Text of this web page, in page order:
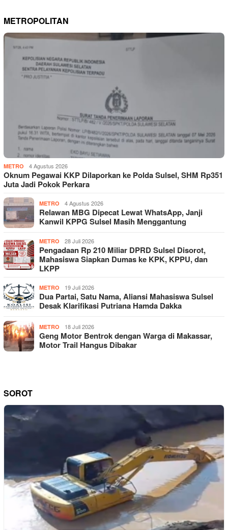
METROPOLITAN
METRO 4 Agustus 2026
Oknum Pegawai KKP Dilaporkan ke Polda Sulsel, SHM Rp351
Juta Jadi Pokok Perkara
METRO 4 Agustus 2026
Relawan MBG Dipecat Lewat WhatsApp, Janji
Kanwil KPPG Sulsel Masih Menggantung
METRO 28 Juli 2026
Pengadaan Rp 210 Miliar DPRD Sulsel Disorot,
Mahasiswa Siapkan Dumas ke KPK, KPPU, dan
LKPP
METRO 19 Juli 2026
Dua Partai, Satu Nama, Aliansi Mahasiswa Sulsel
Desak Klarifikasi Putriana Hamda Dakka
METRO 18 Juli 2026
Geng Motor Bentrok dengan Warga di Makassar,
Motor Trail Hangus Dibakar
SOROT